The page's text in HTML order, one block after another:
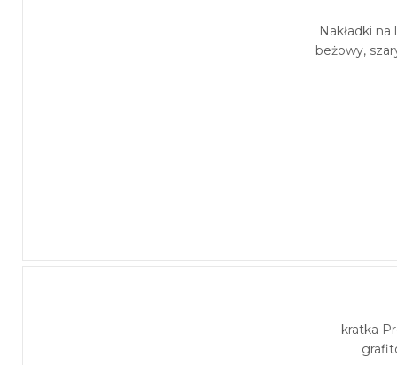
Nakładki
beżowy,
kratka